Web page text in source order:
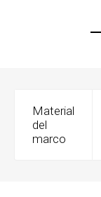
Material
del
marco